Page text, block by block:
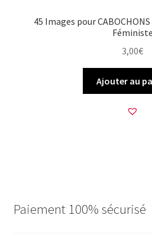
45 Images pour CABOCHONS
Féministe
3,00€
Ajouter au
Paiement 100% sécurisé